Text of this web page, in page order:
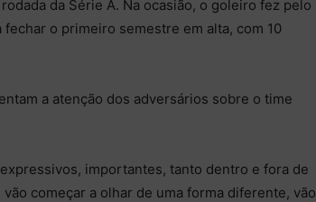
da Série A. Na ocasião, o goleiro fez pelo
o primeiro semestre em alta, com 10
a atenção dos adversários sobre o time
importantes, tanto dentro e fora de
começar a olhar de uma forma diferente, vão